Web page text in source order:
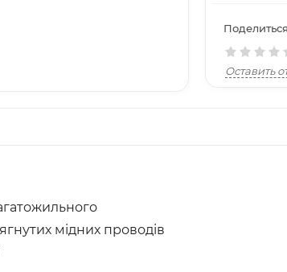
Оставить
мідних проводів